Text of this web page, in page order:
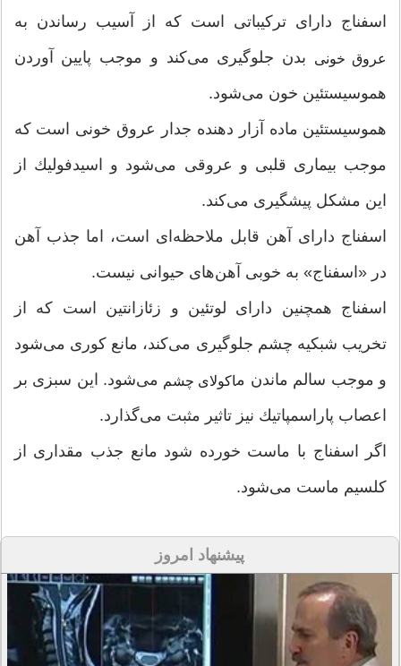
اسفناج دارای تركیباتی است كه از آسیب رساندن به
عروق خونی
بدن جلوگیری می‌كند و موجب پایین آوردن
هموسیستئین خون می‌شود.
هموسیستئین ماده آزار دهنده جدار عروق خونی است كه
موجب بیماری قلبی و عروقی می‌شود و اسیدفولیك از
این مشكل پیشگیری می‌كند.
اسفناج دارای آهن قابل ملاحظه‌ای است، اما جذب آهن
در «اسفناج» به خوبی آهن‌‌های حیوانی نیست.
اسفناج همچنین دارای لوتئین و زئازانتین است كه از
تخریب شبكیه چشم جلوگیری می‌كند، مانع كوری می‌شود
و موجب سالم ماندن ماكولای چشم می‌شود. این سبزی بر
اعصاب پاراسمپاتیك نیز تاثیر مثبت می‌گذارد.
اگر اسفناج با ماست خورده شود مانع جذب مقداری از
كلسیم ماست می‌شود.
پیشنهاد امروز